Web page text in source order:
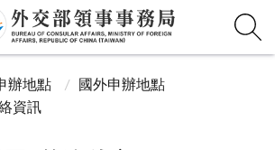
辦地點
國外申辦地點
資訊